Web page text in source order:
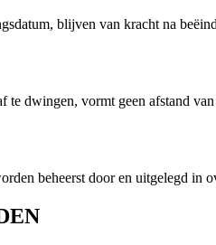
blijven van kracht na
te dwingen, vormt geen afstand
beheerst door en uitgelegd in